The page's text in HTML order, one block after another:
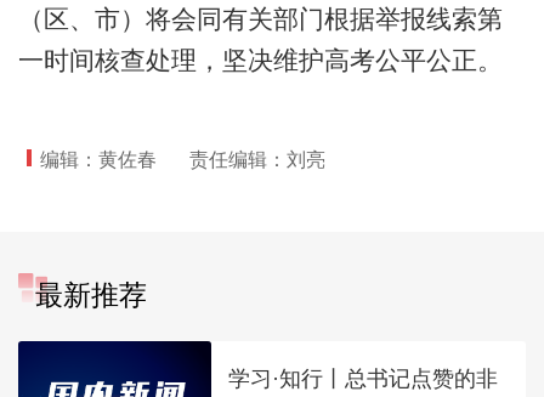
（区、市）将会同有关部门根据举报线索第
一时间核查处理，坚决维护高考公平公正。
编辑：黄佐春 责任编辑：刘亮
最新推荐
学习·知行丨总书记点赞的非